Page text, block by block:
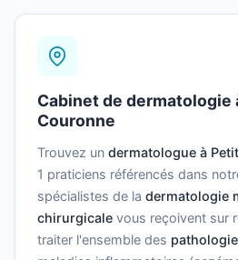
Cabinet de dermatologie
Couronne
Trouvez un dermatologue à
1 praticiens référencés dans
spécialistes de la dermatologie
chirurgicale vous reçoivent sur
traiter l'ensemble des